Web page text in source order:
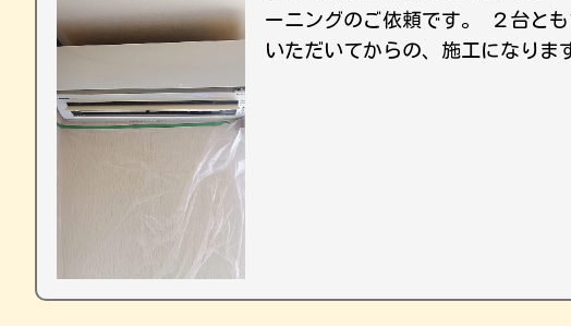
ーニングのご依頼です。 ２台と
いただいてからの、施工になり